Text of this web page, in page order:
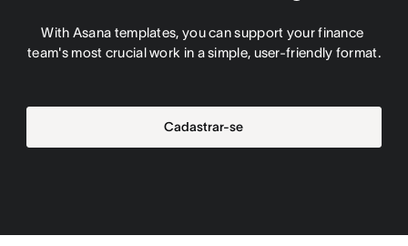
With Asana templates, you can support your finance
team's most crucial work in a simple, user-friendly format.
Cadastrar-se